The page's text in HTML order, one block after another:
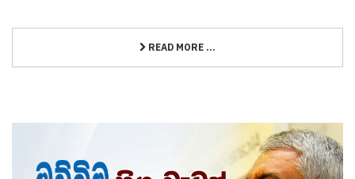
READ MORE ...